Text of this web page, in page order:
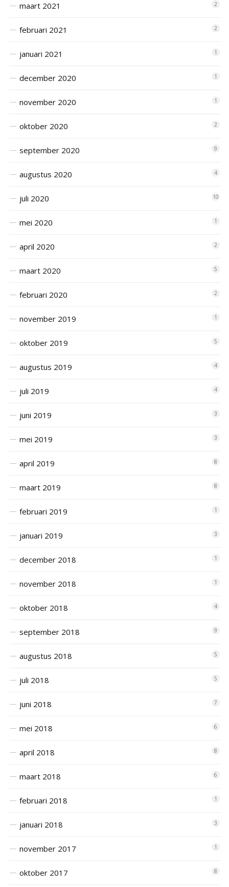
maart 2021 2
februari 2021 2
januari 2021 1
december 2020 1
november 2020 1
oktober 2020 2
september 2020 9
augustus 2020 4
juli 2020 10
mei 2020 1
april 2020 2
maart 2020 5
februari 2020 2
november 2019 1
oktober 2019 5
augustus 2019 4
juli 2019 4
juni 2019 3
mei 2019 3
april 2019 8
maart 2019 8
februari 2019 1
januari 2019 3
december 2018 1
november 2018 1
oktober 2018 4
september 2018 9
augustus 2018 5
juli 2018 5
juni 2018 7
mei 2018 6
april 2018 8
maart 2018 6
februari 2018 1
januari 2018 3
november 2017 1
oktober 2017 8